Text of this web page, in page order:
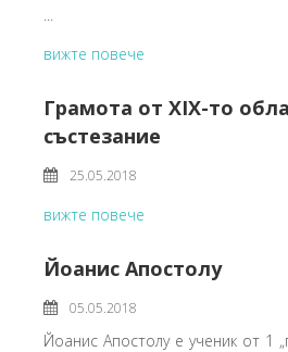
...
вижте повече
Грамота от XIX-то
състезание
25.05.2018
вижте повече
Йоанис Апостолу
05.05.2018
Йоанис Апостолу е ученик от 1